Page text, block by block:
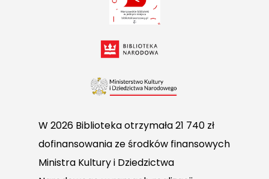
W 2026 Biblioteka otrzymała 21 740 zł
dofinansowania ze środków finansowych
Ministra Kultury i Dziedzictwa